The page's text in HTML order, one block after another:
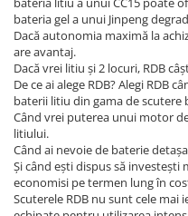
bateria gel a unui Jinpeng
Dacă autonomia maximă la
are avantaj.
Dacă vrei litiu și 2 locuri, RDB
De ce ai alege RDB? Alegi RDB
baterii litiu din gama de scutere
Când vrei puterea unui motor
litiului.
Când ai nevoie de baterie
Și când ești dispus să
economisi pe termen lung în
Scuterele RDB nu sunt cele